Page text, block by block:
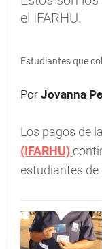
el IFARHU.
Estudiantes que
Por Jovanna
Los pagos de
(IFARHU)
estudiantes